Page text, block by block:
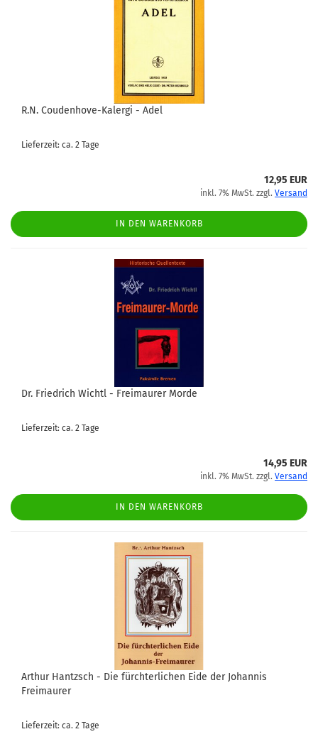
R.N. Coudenhove-Kalergi - Adel
Lieferzeit: ca. 2 Tage
12,95 EUR
inkl. 7% MwSt. zzgl. Versand
IN DEN WARENKORB
Dr. Friedrich Wichtl - Freimaurer Morde
Lieferzeit: ca. 2 Tage
14,95 EUR
inkl. 7% MwSt. zzgl. Versand
IN DEN WARENKORB
Arthur Hantzsch - Die fürchterlichen Eide der Johannis
Freimaurer
Lieferzeit: ca. 2 Tage